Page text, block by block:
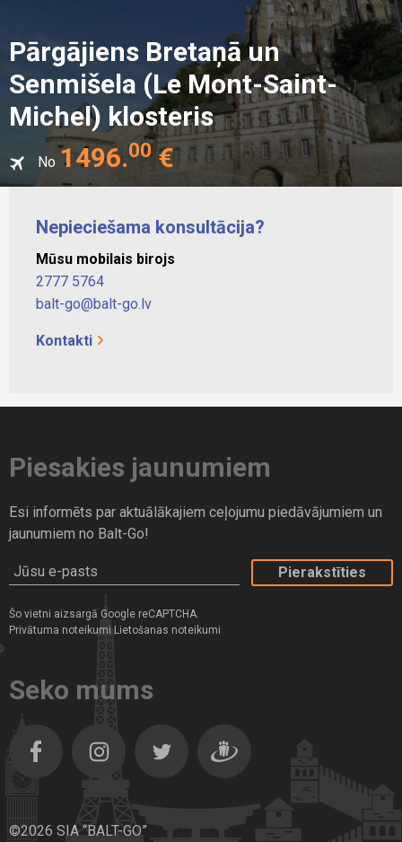
Pārgājiens Bretaņā un
Senmišela (Le Mont-Saint-
Michel) klosteris
No 1496.00€
Nepieciešama konsultācija?
Mūsu mobilais birojs
2777 5764
balt-go@balt-go.lv
Kontakti
Piesakies jaunumiem
Esi informēts par aktuālākajiem ceļojumu piedāvājumiem un
jaunumiem no Balt-Go!
Jūsu e-pasts
Šo vietni aizsargā Google reCAPTCHA.
Privātuma noteikumi Lietošanas noteikumi
Seko mums
©2026 SIA “BALT-GO”